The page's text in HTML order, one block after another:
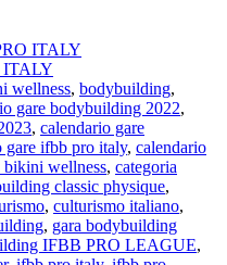
ITALY
ITALY
wellness, bodybuilding,
gare bodybuilding 2022,
, calendario gare
gare ifbb pro italy, calendario
bikini wellness, categoria
classic physique,
, culturismo italiano,
, gara bodybuilding
IFBB PRO LEAGUE,